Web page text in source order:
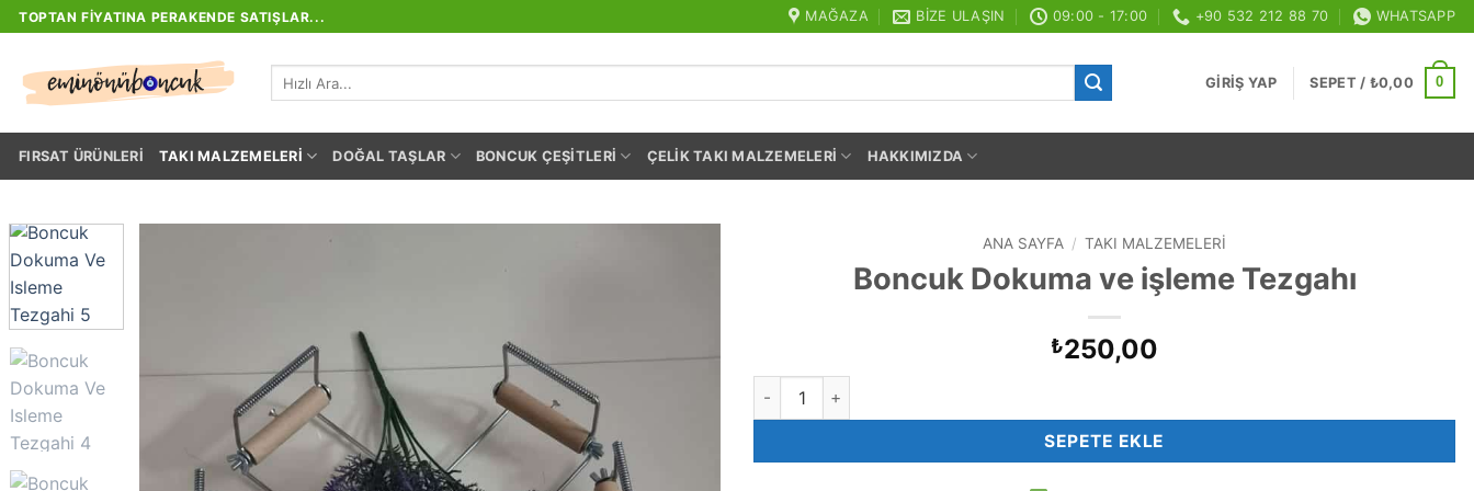
İçeriğe
atla
TOPTAN FIYATINA PERAKENDE SATIŞLAR... MAĞAZA BIZE ULAŞIN 09:00 - 17:00 +90 532 212 88 70 WHATSAPP
GIRIŞ YAP SEPET / ₺0,00 0
FIRSAT ÜRÜNLERI TAKI MALZEMELERI DOĞAL TAŞLAR BONCUK ÇEŞITLERI ÇELIK TAKI MALZEMELERI HAKKIMIZDA
ANA SAYFA / TAKI MALZEMELERI
Boncuk Dokuma ve işleme Tezgahı
₺250,00
Boncuk Dokuma ve işleme Tezgahı adet
SEPETE EKLE